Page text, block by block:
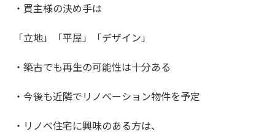
・買主様の決め手は
「立地」「平屋」「デザイン」
・築古でも再生の可能性は十分ある
・今後も近隣でリノベーション物件を予定
・リノベ住宅に興味のある方は、